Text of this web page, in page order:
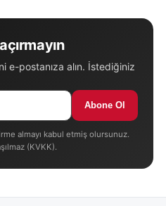
e-postanıza alın. İstediğiniz
Abone Ol
almayı kabul etmiş olursunuz.
(KVKK).